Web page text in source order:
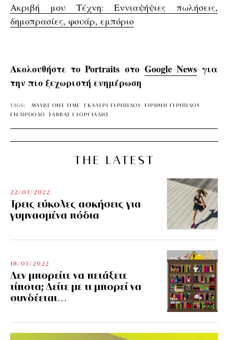
Ακριβή μου Τέχνη: Εννιαψήψιες πωλήσεις,
δημοπρασίες, φουάρ, εμπόριο
Ακολουθήστε το Portraits στο Google Newsγια
την πιο ξεχωριστή ενημέρωση
TAGS: MAYBE ONE TIME ΓΚΑΛΕΡΙ ΕΥΡΙΠΙΔΟΥ
ΕΙΡΗΝΗ ΕΥΡΙΠΙΔΟΥ
ΕΝ ΠΡΟΟΔΩ
ΣΑΒΒΑΣ ΓΕΩΡΓΙΑΔΗΣ
THE LATEST
22/03/2022
Τρεις εύκολες ασκήσεις για
γυμνασμένα πόδια
18/03/2022
Δεν μπορείτε να πετάξετε
τίποτα; Δείτε με τι μπορεί να
συνδέεται…